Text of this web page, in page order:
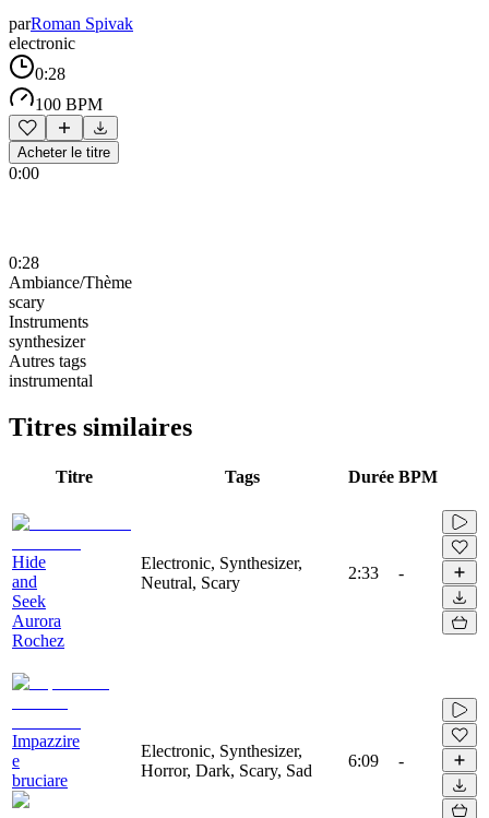
parRoman Spivak
electronic
0:28
100 BPM
Acheter le titre
0:00
0:28
Ambiance/Thème
scary
Instruments
synthesizer
Autres tags
instrumental
Titres similaires
Titre Tags Durée BPM
Hide
and
Seek
Aurora
Rochez
Electronic, Synthesizer,
Neutral, Scary
2:33 -
Impazzire
e
bruciare
Electronic, Synthesizer,
Horror, Dark, Scary, Sad
6:09 -